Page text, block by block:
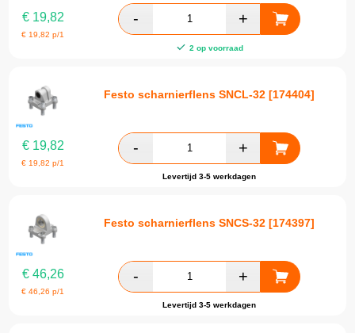
€19,82
€ 19,82 p/1
2 op voorraad
Festo scharnierflens SNCL-32 [174404]
€19,82
€ 19,82 p/1
Levertijd 3-5 werkdagen
Festo scharnierflens SNCS-32 [174397]
€46,26
€ 46,26 p/1
Levertijd 3-5 werkdagen